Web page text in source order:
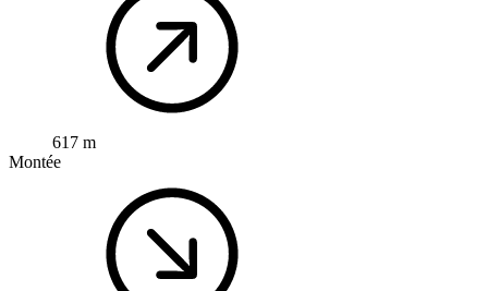
617 m
Montée